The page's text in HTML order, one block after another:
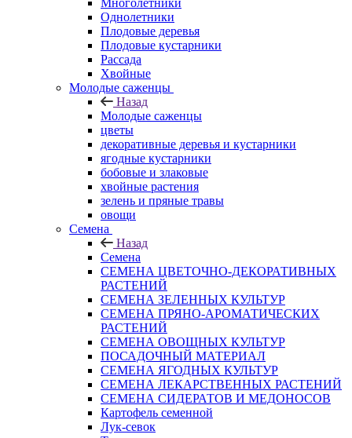
Однолетники
Плодовые деревья
Плодовые кустарники
Рассада
Хвойные
Молодые саженцы
Назад
Молодые саженцы
цветы
декоративные деревья и кустарники
ягодные кустарники
бобовые и злаковые
хвойные растения
зелень и пряные травы
овощи
Семена
Назад
Семена
СЕМЕНА ЦВЕТОЧНО-ДЕКОРАТИВНЫХ
РАСТЕНИЙ
СЕМЕНА ЗЕЛЕННЫХ КУЛЬТУР
СЕМЕНА ПРЯНО-АРОМАТИЧЕСКИХ
РАСТЕНИЙ
СЕМЕНА ОВОЩНЫХ КУЛЬТУР
ПОСАДОЧНЫЙ МАТЕРИАЛ
СЕМЕНА ЯГОДНЫХ КУЛЬТУР
СЕМЕНА ЛЕКАРСТВЕННЫХ РАСТЕНИЙ
СЕМЕНА СИДЕРАТОВ И МЕДОНОСОВ
Картофель семенной
Лук-севок